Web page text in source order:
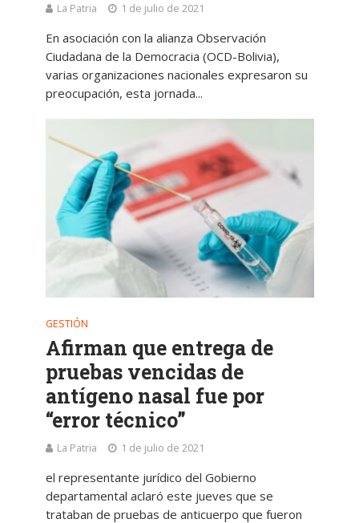
La Patria 1 de julio de 2021
En asociación con la alianza Observación
Ciudadana de la Democracia (OCD-Bolivia),
varias organizaciones nacionales expresaron su
preocupación, esta jornada...
GESTIÓN
Afirman que entrega de
pruebas vencidas de
antígeno nasal fue por
“error técnico”
La Patria 1 de julio de 2021
el representante jurídico del Gobierno
departamental aclaró este jueves que se
trataban de pruebas de anticuerpo que fueron